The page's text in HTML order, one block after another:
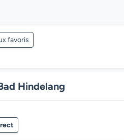
favoris
Hindelang